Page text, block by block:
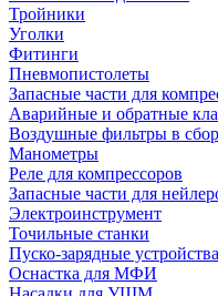
Тройники
Уголки
Фитинги
Пневмопистолеты
Запасные части для
Аварийные и обратные
Воздушные фильтры в
Манометры
Реле для компрессоров
Запасные части для
Электроинструмент
Точильные станки
Пуско-зарядные устройства
Оснастка для МФИ